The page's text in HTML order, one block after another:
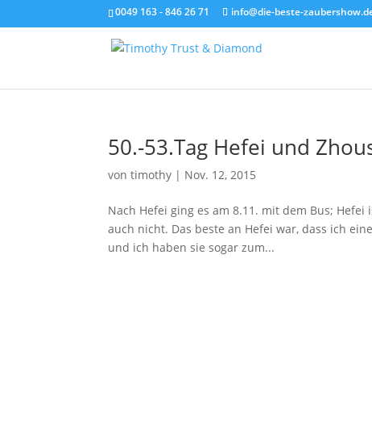
0049 163 - 846 26 71 info@die-beste-
50.-53.Tag Hefei und
vontimothy | Nov. 12, 2015
Nach Hefei ging es am 8.11. mit dem Bus;
auch nicht. Das beste an Hefei war, dass ich
und ich haben sie sogar zum...